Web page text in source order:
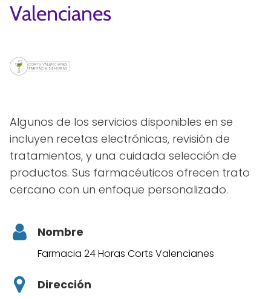
Valencianes
Algunos de los servicios disponibles en se
incluyen recetas electrónicas, revisión de
tratamientos, y una cuidada selección de
productos. Sus farmacéuticos ofrecen trato
cercano con un enfoque personalizado.
Nombre
Farmacia 24 Horas Corts Valencianes
Dirección